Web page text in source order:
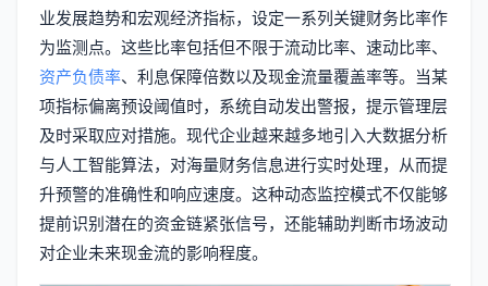
业发展趋势和宏观经济指标，设定一系列关键财务比率作
为监测点。这些比率包括但不限于流动比率、速动比率、
资产负债率、利息保障倍数以及现金流量覆盖率等。当某
项指标偏离预设阈值时，系统自动发出警报，提示管理层
及时采取应对措施。现代企业越来越多地引入大数据分析
与人工智能算法，对海量财务信息进行实时处理，从而提
升预警的准确性和响应速度。这种动态监控模式不仅能够
提前识别潜在的资金链紧张信号，还能辅助判断市场波动
对企业未来现金流的影响程度。